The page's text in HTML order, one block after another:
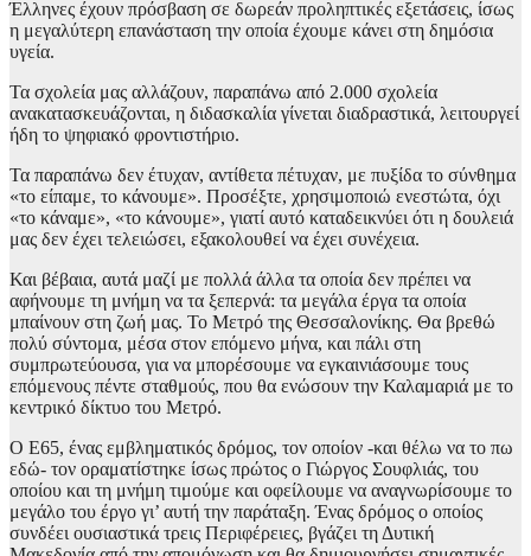
Έλληνες έχουν πρόσβαση σε δωρεάν προληπτικές εξετάσεις, ίσως
η μεγαλύτερη επανάσταση την οποία έχουμε κάνει στη δημόσια
υγεία.
Τα σχολεία μας αλλάζουν, παραπάνω από 2.000 σχολεία
ανακατασκευάζονται, η διδασκαλία γίνεται διαδραστικά, λειτουργεί
ήδη το ψηφιακό φροντιστήριο.
Τα παραπάνω δεν έτυχαν, αντίθετα πέτυχαν, με πυξίδα το σύνθημα
«το είπαμε, το κάνουμε». Προσέξτε, χρησιμοποιώ ενεστώτα, όχι
«το κάναμε», «το κάνουμε», γιατί αυτό καταδεικνύει ότι η δουλειά
μας δεν έχει τελειώσει, εξακολουθεί να έχει συνέχεια.
Και βέβαια, αυτά μαζί με πολλά άλλα τα οποία δεν πρέπει να
αφήνουμε τη μνήμη να τα ξεπερνά: τα μεγάλα έργα τα οποία
μπαίνουν στη ζωή μας. Το Μετρό της Θεσσαλονίκης. Θα βρεθώ
πολύ σύντομα, μέσα στον επόμενο μήνα, και πάλι στη
συμπρωτεύουσα, για να μπορέσουμε να εγκαινιάσουμε τους
επόμενους πέντε σταθμούς, που θα ενώσουν την Καλαμαριά με το
κεντρικό δίκτυο του Μετρό.
Ο Ε65, ένας εμβληματικός δρόμος, τον οποίον -και θέλω να το πω
εδώ- τον οραματίστηκε ίσως πρώτος ο Γιώργος Σουφλιάς, του
οποίου και τη μνήμη τιμούμε και οφείλουμε να αναγνωρίσουμε το
μεγάλο του έργο γι’ αυτή την παράταξη. Ένας δρόμος ο οποίος
συνδέει ουσιαστικά τρεις Περιφέρειες, βγάζει τη Δυτική